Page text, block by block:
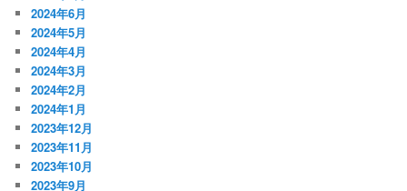
2024年6月
2024年5月
2024年4月
2024年3月
2024年2月
2024年1月
2023年12月
2023年11月
2023年10月
2023年9月